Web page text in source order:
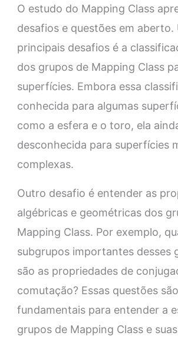
O estudo do Mapping Class
desafios e questões em aberto.
principais desafios é a
dos grupos de Mapping Class
superfícies. Embora essa
conhecida para algumas
como a esfera e o toro, ela
desconhecida para superfícies
complexas.
Outro desafio é entender as
algébricas e geométricas dos
Mapping Class. Por exemplo,
subgrupos importantes desses
são as propriedades de
comutação? Essas questões são
fundamentais para entender a
grupos de Mapping Class e